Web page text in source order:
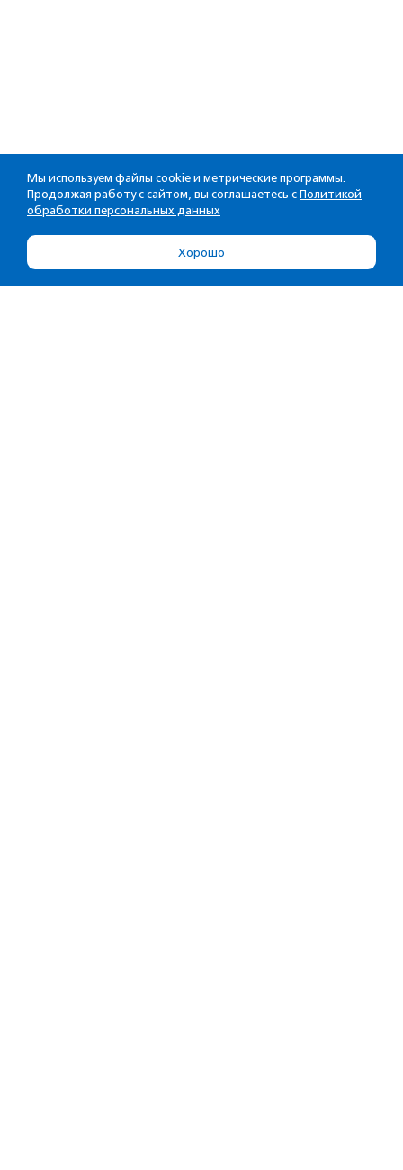
Мы используем файлы cookie и метрические программы.
Продолжая работу с сайтом, вы соглашаетесь с Политикой
обработки персональных данных
Хорошо